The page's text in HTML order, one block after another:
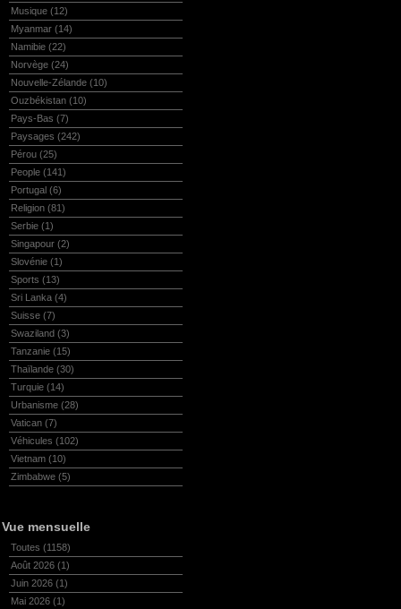
Musique (12)
Myanmar (14)
Namibie (22)
Norvège (24)
Nouvelle-Zélande (10)
Ouzbékistan (10)
Pays-Bas (7)
Paysages (242)
Pérou (25)
People (141)
Portugal (6)
Religion (81)
Serbie (1)
Singapour (2)
Slovénie (1)
Sports (13)
Sri Lanka (4)
Suisse (7)
Swaziland (3)
Tanzanie (15)
Thaïlande (30)
Turquie (14)
Urbanisme (28)
Vatican (7)
Véhicules (102)
Vietnam (10)
Zimbabwe (5)
Vue mensuelle
Toutes (1158)
Août 2026 (1)
Juin 2026 (1)
Mai 2026 (1)